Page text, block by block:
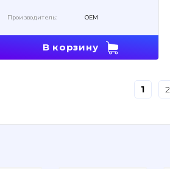
Производитель: OEM
В корзину
1 2